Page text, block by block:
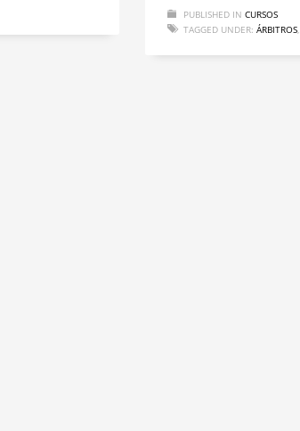
PUBLISHED IN CURSOS
TAGGED UNDER: ÁRBITROS,